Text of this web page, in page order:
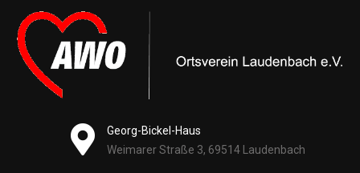
Georg-Bickel-Haus
Weimarer Straße 3, 69514 Laudenbach